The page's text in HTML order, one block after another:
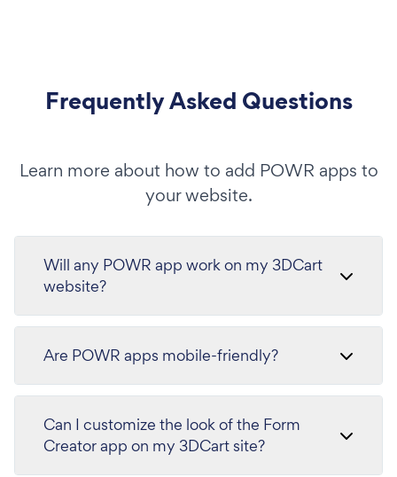
Frequently Asked Questions
Learn more about how to add POWR apps to
your website.
Will any POWR app work on my 3DCart
website?
Are POWR apps mobile-friendly?
Can I customize the look of the Form
Creator app on my 3DCart site?